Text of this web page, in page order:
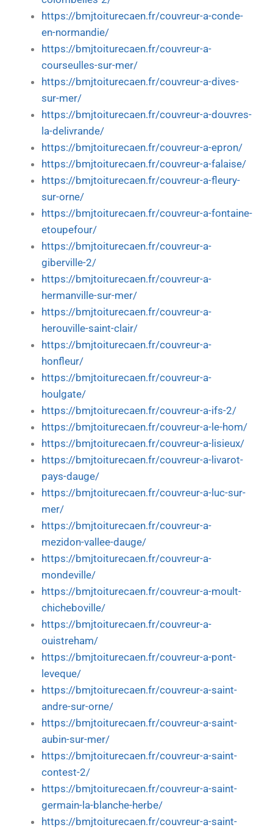
https://bmjtoiturecaen.fr/couvreur-a-conde-
en-normandie/
https://bmjtoiturecaen.fr/couvreur-a-
courseulles-sur-mer/
https://bmjtoiturecaen.fr/couvreur-a-dives-
sur-mer/
https://bmjtoiturecaen.fr/couvreur-a-douvres-
la-delivrande/
https://bmjtoiturecaen.fr/couvreur-a-epron/
https://bmjtoiturecaen.fr/couvreur-a-falaise/
https://bmjtoiturecaen.fr/couvreur-a-fleury-
sur-orne/
https://bmjtoiturecaen.fr/couvreur-a-fontaine-
etoupefour/
https://bmjtoiturecaen.fr/couvreur-a-
giberville-2/
https://bmjtoiturecaen.fr/couvreur-a-
hermanville-sur-mer/
https://bmjtoiturecaen.fr/couvreur-a-
herouville-saint-clair/
https://bmjtoiturecaen.fr/couvreur-a-
honfleur/
https://bmjtoiturecaen.fr/couvreur-a-
houlgate/
https://bmjtoiturecaen.fr/couvreur-a-ifs-2/
https://bmjtoiturecaen.fr/couvreur-a-le-hom/
https://bmjtoiturecaen.fr/couvreur-a-lisieux/
https://bmjtoiturecaen.fr/couvreur-a-livarot-
pays-dauge/
https://bmjtoiturecaen.fr/couvreur-a-luc-sur-
mer/
https://bmjtoiturecaen.fr/couvreur-a-
mezidon-vallee-dauge/
https://bmjtoiturecaen.fr/couvreur-a-
mondeville/
https://bmjtoiturecaen.fr/couvreur-a-moult-
chicheboville/
https://bmjtoiturecaen.fr/couvreur-a-
ouistreham/
https://bmjtoiturecaen.fr/couvreur-a-pont-
leveque/
https://bmjtoiturecaen.fr/couvreur-a-saint-
andre-sur-orne/
https://bmjtoiturecaen.fr/couvreur-a-saint-
aubin-sur-mer/
https://bmjtoiturecaen.fr/couvreur-a-saint-
contest-2/
https://bmjtoiturecaen.fr/couvreur-a-saint-
germain-la-blanche-herbe/
https://bmjtoiturecaen.fr/couvreur-a-saint-